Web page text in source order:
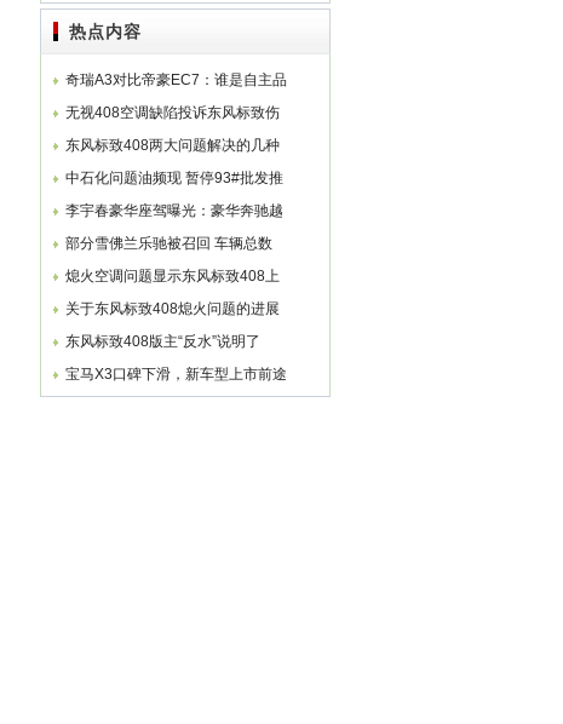
热点内容
奇瑞A3对比帝豪EC7：谁是自主品
无视408空调缺陷投诉东风标致伤
东风标致408两大问题解决的几种
中石化问题油频现 暂停93#批发推
李宇春豪华座驾曝光：豪华奔驰越
部分雪佛兰乐驰被召回 车辆总数
熄火空调问题显示东风标致408上
关于东风标致408熄火问题的进展
东风标致408版主“反水”说明了
宝马X3口碑下滑，新车型上市前途